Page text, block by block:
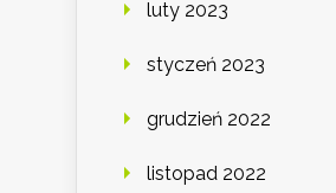
luty 2023
styczeń 2023
grudzień 2022
listopad 2022